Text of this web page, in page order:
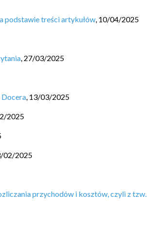
podstawie treści artykułów, 10/04/2025
, 27/03/2025
Docera, 13/03/2025
2025
02/2025
przychodów i kosztów, czyli z tzw.